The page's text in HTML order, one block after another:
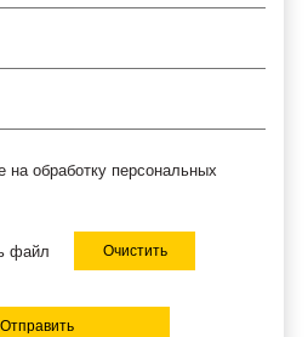
на обработку персональных
файл Очистить
Отправить